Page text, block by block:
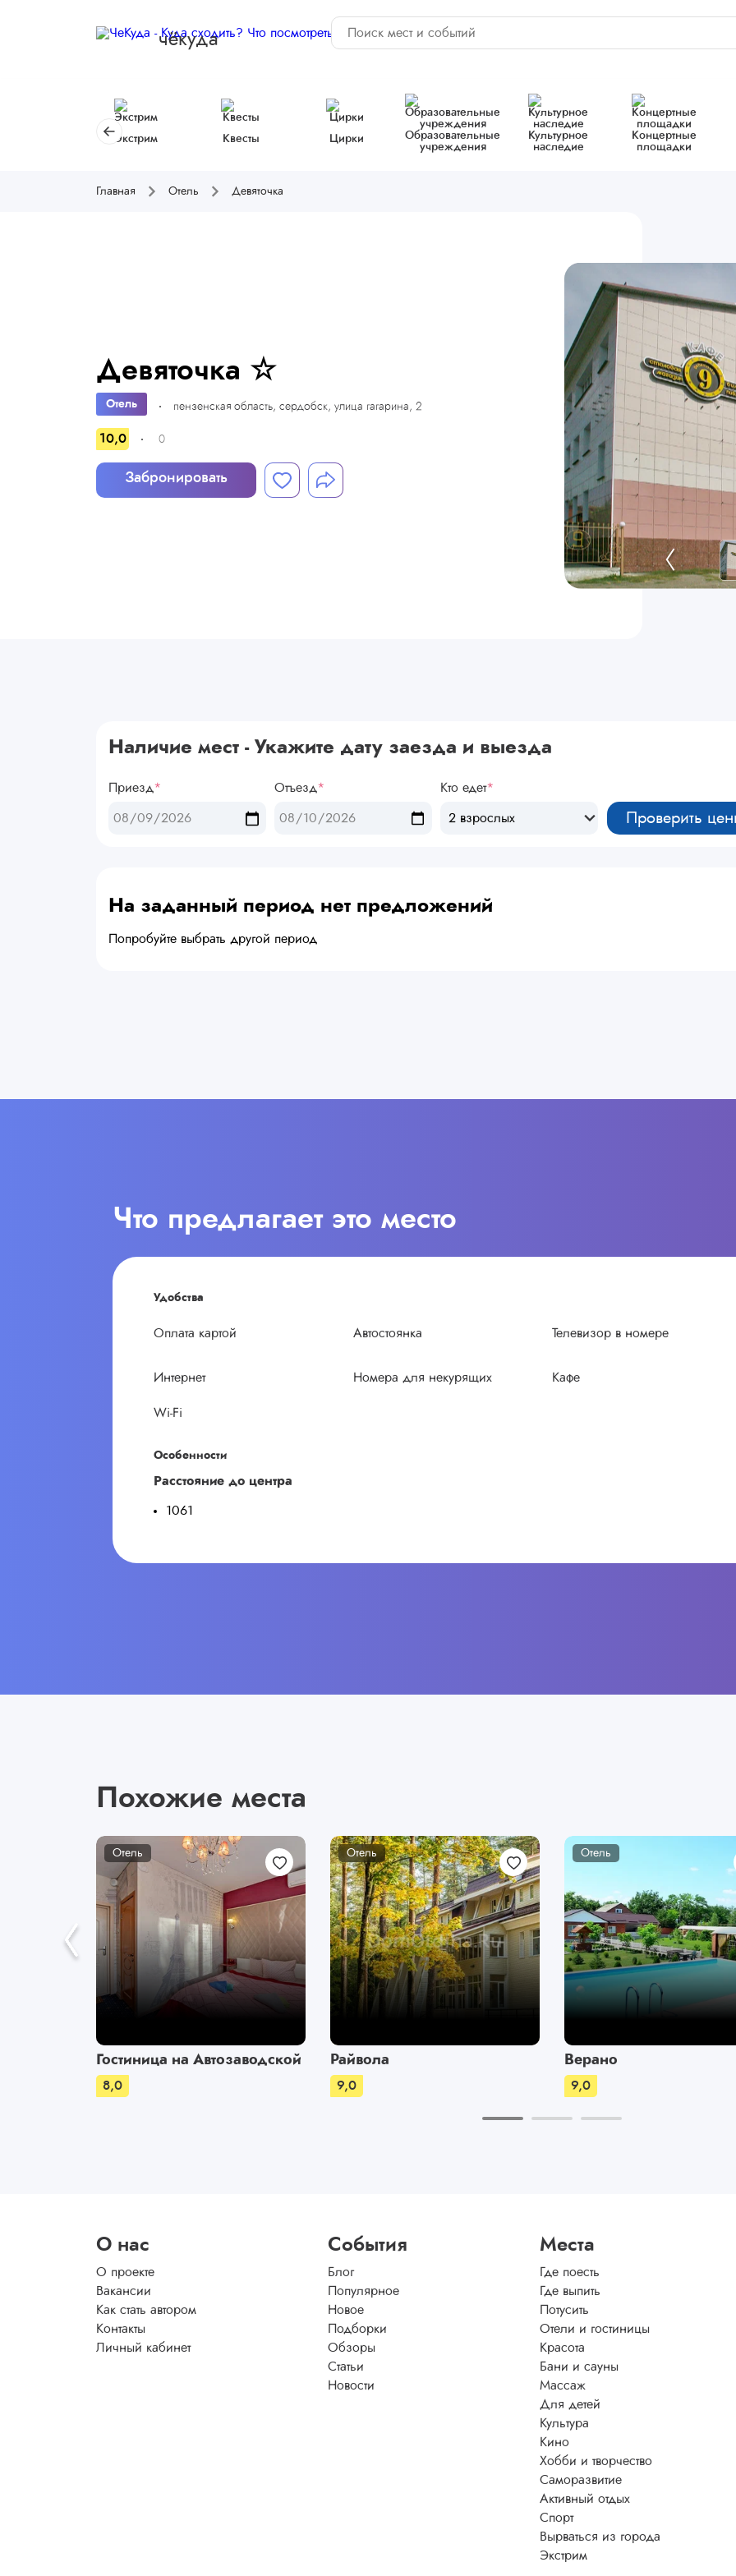
чёкуда
Экстрим Квесты Цирки
Образовательные
учреждения
Культурное
наследие
Концертные
площадки
Главная Отель Девяточка
Девяточка ☆
Отель пензенская область, сердобск, улица гагарина, 2
10,0 0
Забронировать
Наличие мест - Укажите дату заезда и выезда
Приезд* Отъезд* Кто едет*
2 взрослых Проверить
На заданный период нет предложений
Попробуйте выбрать другой период
Что предлагает это место
Удобства
Оплата картой Автостоянка Телевизор в номере
Интернет Номера для некурящих Кафе
Wi-Fi
Особенности
Расстояние до центра
1061
Похожие места
Отель
Гостиница на Автозаводской
8,0
Отель
Райвола
9,0
Отель
Верано
9,0
О нас
О проекте
Вакансии
Как стать автором
Контакты
Личный кабинет
События
Блог
Популярное
Новое
Подборки
Обзоры
Статьи
Новости
Места
Где поесть
Где выпить
Потусить
Отели и гостиницы
Красота
Бани и сауны
Массаж
Для детей
Культура
Кино
Хобби и творчество
Саморазвитие
Активный отдых
Спорт
Вырваться из города
Экстрим